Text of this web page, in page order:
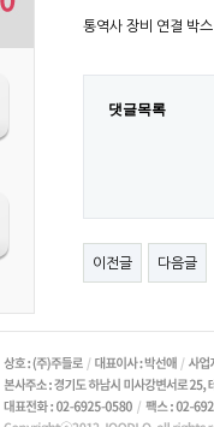
통역사 장비 연결 박스
댓글목록
이전글 다음글